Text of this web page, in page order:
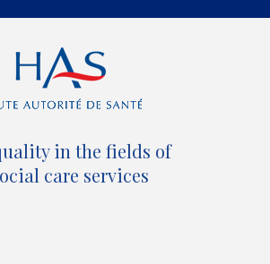
t
t
e
r
c
e
b
o
o
u
b
e
d
in the fields of
care services